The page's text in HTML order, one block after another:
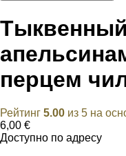
перцем
Рейтинг 5.00 из 5 на
6,00 €
Доступно по адресу